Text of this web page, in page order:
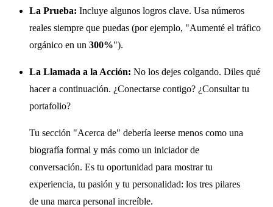
La Prueba: Incluye algunos logros clave. Usa números
reales siempre que puedas (por ejemplo, "Aumenté el tráfico
orgánico en un 300%").
La Llamada a la Acción: No los dejes colgando. Diles qué
hacer a continuación. ¿Conectarse contigo? ¿Consultar tu
portafolio?
Tu sección "Acerca de" debería leerse menos como una
biografía formal y más como un iniciador de
conversación. Es tu oportunidad para mostrar tu
experiencia, tu pasión y tu personalidad: los tres pilares
de una marca personal increíble.